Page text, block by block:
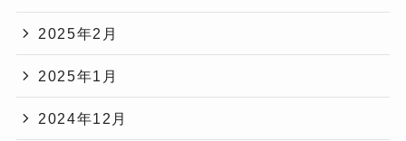
2025年2月
2025年1月
2024年12月